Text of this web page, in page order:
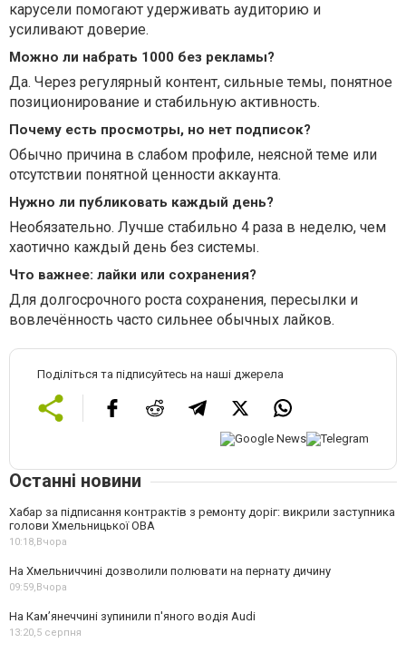
карусели помогают удерживать аудиторию и
усиливают доверие.
Можно ли набрать 1000 без рекламы?
Да. Через регулярный контент, сильные темы, понятное
позиционирование и стабильную активность.
Почему есть просмотры, но нет подписок?
Обычно причина в слабом профиле, неясной теме или
отсутствии понятной ценности аккаунта.
Нужно ли публиковать каждый день?
Необязательно. Лучше стабильно 4 раза в неделю, чем
хаотично каждый день без системы.
Что важнее: лайки или сохранения?
Для долгосрочного роста сохранения, пересылки и
вовлечённость часто сильнее обычных лайков.
Поділіться та підписуйтесь на наші джерела
Останні новини
Хабар за підписання контрактів з ремонту доріг: викрили заступника
голови Хмельницької ОВА
10:18,Вчора
На Хмельниччині дозволили полювати на пернату дичину
09:59,Вчора
На Камʼянеччині зупинили п'яного водія Audi
13:20,5 серпня